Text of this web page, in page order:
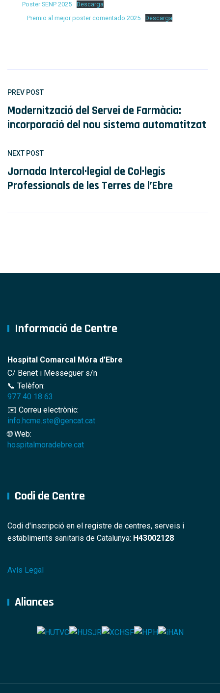
Poster SENP 2025
Descarga
Premio al mejor poster comentado 2025
Descarga
PREV POST
Modernització del Servei de Farmàcia:
incorporació del nou sistema automatitzat
NEXT POST
Jornada Intercol·legial de Col·legis
Professionals de les Terres de l’Ebre
Informació de Centre
Hospital Comarcal Móra d'Ebre
C/ Benet i Messeguer s/n
📞 Telèfon:
977 40 18 63
✉️ Correu electrònic:
info.hcme.ste@gencat.cat
🌐 Web:
hospitalmoradebre.cat
Codi de Centre
Codi d'inscripció en el registre de centres, serveis i
establiments sanitaris de Catalunya: H43002128
Avís Legal
Aliances